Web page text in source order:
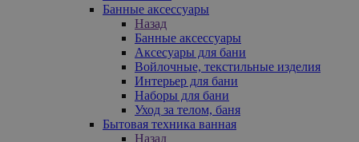
Банные аксессуары
Назад
Банные аксессуары
Аксесуары для бани
Войлочные, текстильные изделия
Интерьер для бани
Наборы для бани
Уход за телом, баня
Бытовая техника ванная
Назад